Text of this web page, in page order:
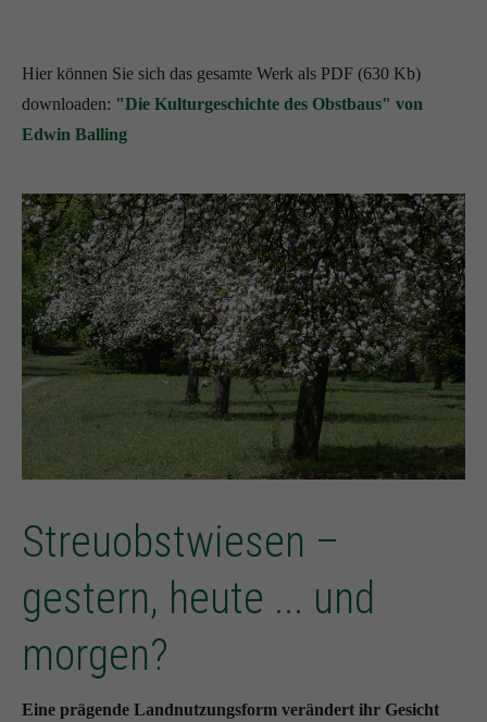
Hier können Sie sich das gesamte Werk als PDF (630 Kb)
downloaden: "Die Kulturgeschichte des Obstbaus" von
Edwin Balling
Streuobstwiesen –
gestern, heute ... und
morgen?
Eine prägende Landnutzungsform verändert ihr Gesicht